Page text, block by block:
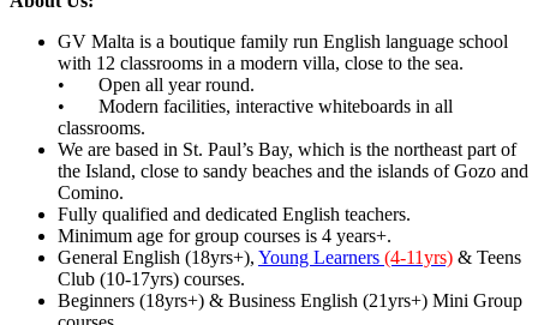
GV Malta is a boutique family run English language school
with 12 classrooms in a modern villa, close to the sea.
• Open all year round.
• Modern facilities, interactive whiteboards in all
classrooms.
We are based in St. Paul’s Bay, which is the northeast part of
the Island, close to sandy beaches and the islands of Gozo and
Comino.
Fully qualified and dedicated English teachers.
Minimum age for group courses is 4 years+.
General English (18yrs+), Young Learners (4-11yrs) & Teens
Club (10-17yrs) courses.
Beginners (18yrs+) & Business English (21yrs+) Mini Group